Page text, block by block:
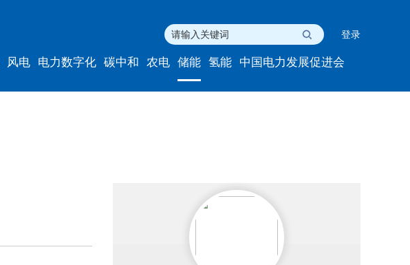
登录
风电 电力数字化 碳中和 农电 储能 氢能 中国电力发展促进会